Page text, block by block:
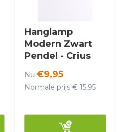
Hanglamp
Modern Zwart
Pendel - Crius
Nu €9,95
Normale prijs € 15,95